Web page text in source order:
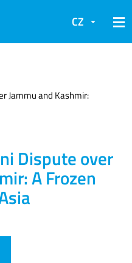
CZ
Jammu and Kashmir:
Dispute over
A Frozen